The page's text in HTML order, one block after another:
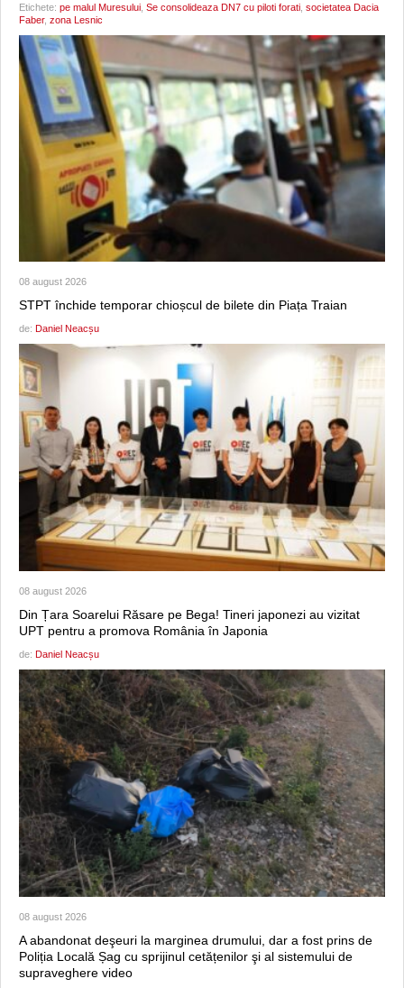
Etichete: pe malul Muresului Se consolideaza DN7 cu piloti forati societatea Dacia
Faber, zona Lesnic
08 august 2026
STPT închide temporar chioșcul de bilete din Piața Traian
de: Daniel Neacșu
08 august 2026
Din Țara Soarelui Răsare pe Bega! Tineri japonezi au vizitat
UPT pentru a promova România în Japonia
de: Daniel Neacșu
08 august 2026
A abandonat deşeuri la marginea drumului, dar a fost prins de
Poliția Locală Șag cu sprijinul cetățenilor şi al sistemului de
supraveghere video